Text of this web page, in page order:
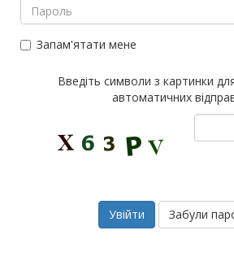
Запам'ятати мене
Введіть символи з картинки
автоматичних
Забули